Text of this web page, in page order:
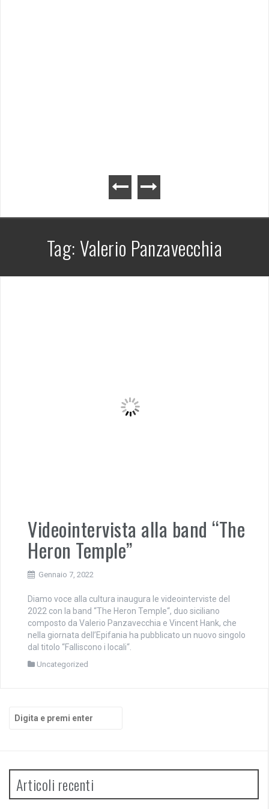
Tag:Valerio Panzavecchia
Videointervista alla band “The
Heron Temple”
Gennaio 7, 2022
Diamo voce alla cultura inaugura le videointerviste del
2022 con la band “The Heron Temple“, duo siciliano
composto da Valerio Panzavecchia e Vincent Hank, che
nella giornata dell’Epifania ha pubblicato un nuovo singolo
dal titolo “Falliscono i locali“.
Uncategorized
Articoli recenti